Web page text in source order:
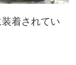
着されてい